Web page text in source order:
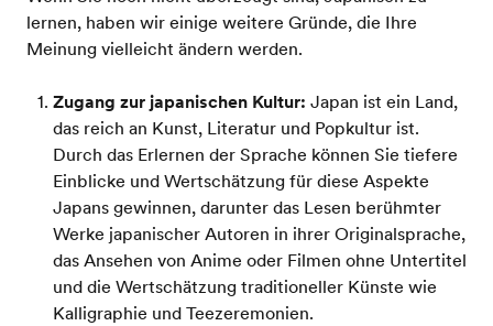
lernen, haben wir einige weitere Gründe, die Ihre
Meinung vielleicht ändern werden.
Zugang zur japanischen Kultur: Japan ist ein Land,
das reich an Kunst, Literatur und Popkultur ist.
Durch das Erlernen der Sprache können Sie tiefere
Einblicke und Wertschätzung für diese Aspekte
Japans gewinnen, darunter das Lesen berühmter
Werke japanischer Autoren in ihrer Originalsprache,
das Ansehen von Anime oder Filmen ohne Untertitel
und die Wertschätzung traditioneller Künste wie
Kalligraphie und Teezeremonien.